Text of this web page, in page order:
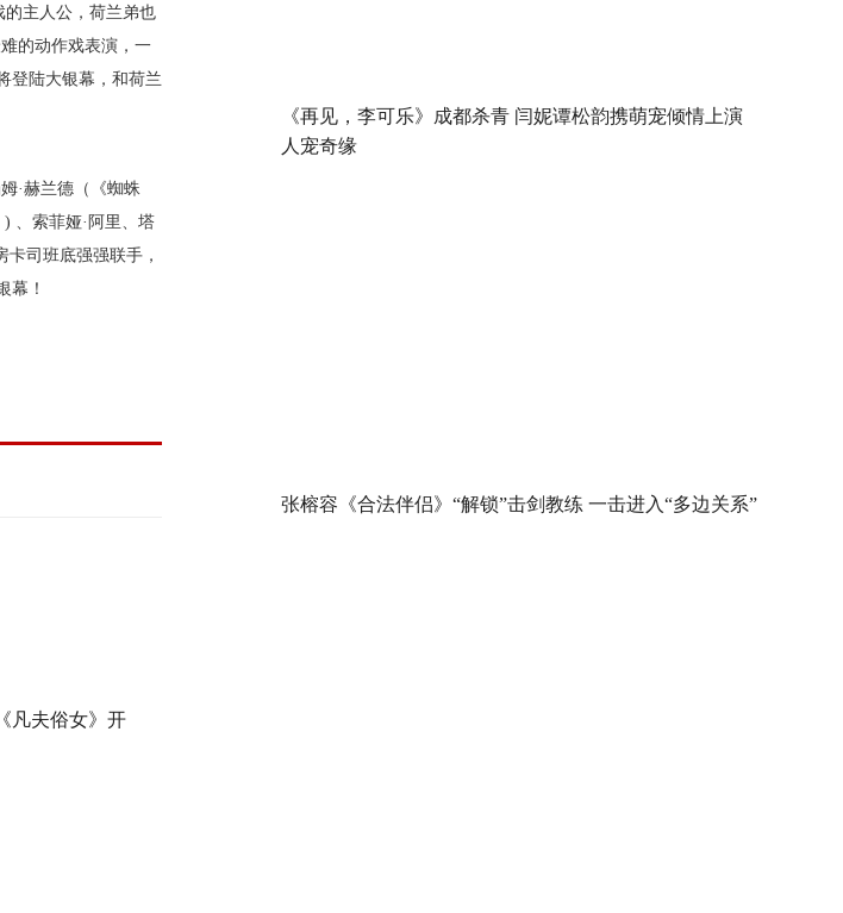
的主人公，荷兰弟也
的动作戏表演，一
登陆大银幕，和荷兰
·赫兰德（《蜘蛛
、索菲娅·阿里、塔
司班底强强联手，
幕！
凡夫俗女》开
《再见，李可乐》成都杀青 闫妮谭松韵携萌宠倾情上演
人宠奇缘
张榕容《合法伴侣》“解锁”击剑教练 一击进入“多边关系”